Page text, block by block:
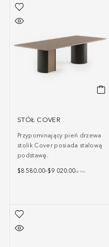
STÓŁ COVER
Przypominający pień drzewa
stolik Cover posiada stalową
podstawę.
$8 580.00–$9 020.00NETTO